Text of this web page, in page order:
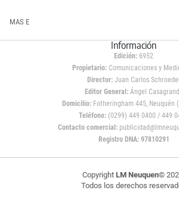
MAS E
Información
Edición: 6952
Propietario:Comunicaciones y
Director: Juan Carlos
Editor General:Ángel
Domicilio:Fotheringham 445, Neuquén
Teléfono: (0299) 449 0400 / 449
Contacto comercial:
Registro DNA: 97810291
Copyright LM Neuquen©
Todos los derechos